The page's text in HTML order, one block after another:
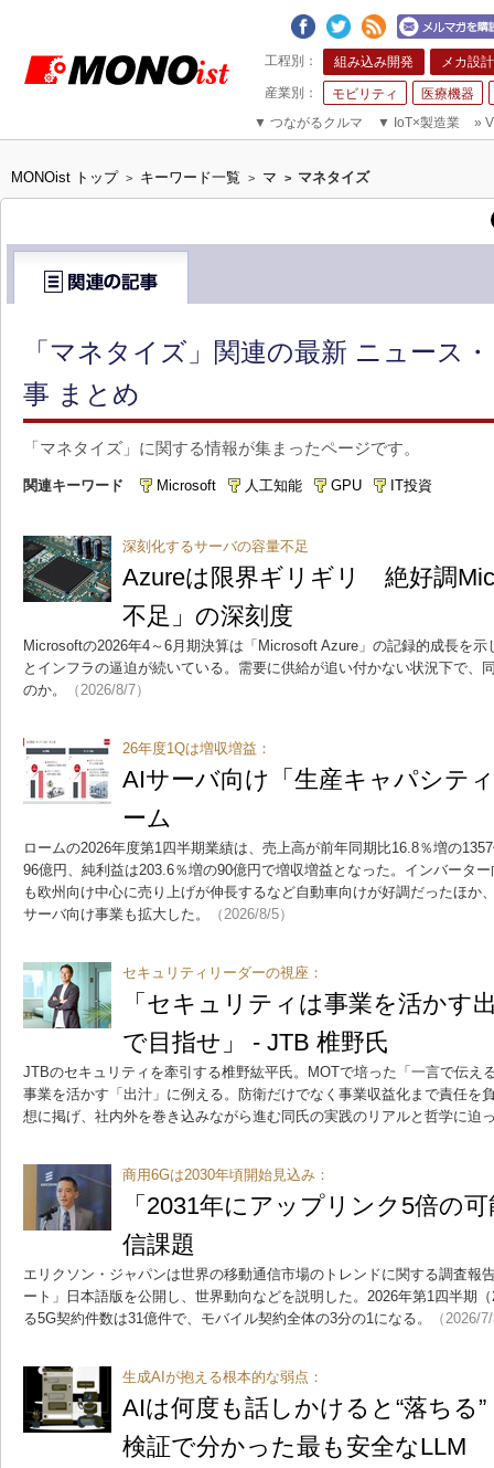
組み込み開発 メカ設計
モビリティ
医療機器
▼ つながるクルマ ▼ IoT×製造業 »
MONOist トップ > キーワード一覧 > マ > マネタイズ
「マネタイズ」関連の最新 ニュース
事 まとめ
「マネタイズ」に関する情報が集まったページです。
関連キーワード Microsoft 人工知能 GPU IT投資
深刻化するサーバの容量不足
Azureは限界ギリギリ 絶好調
不足」の深刻度
Microsoftの2026年4～6月期決算は「Microsoft Azure」の記録的成長を
とインフラの逼迫が続いている。需要に供給が追い付かない状況下で、
のか。
（2026/8/7）
26年度1Qは増収増益：
AIサーバ向け「生産キャパシテ
ーム
ロームの2026年度第1四半期業績は、売上高が前年同期比16.8％増の
96億円、純利益は203.6％増の90億円で増収増益となった。インバータ
も欧州向け中心に売り上げが伸長するなど自動車向けが好調だったほか
サーバ向け事業も拡大した。
（2026/8/5）
セキュリティリーダーの視座：
「セキュリティは事業を活かす
で目指せ」 - JTB 椎野氏
JTBのセキュリティを牽引する椎野紘平氏。MOTで培った「一言で伝え
事業を活かす「出汁」に例える。防衛だけでなく事業収益化まで責任を
想に掲げ、社内外を巻き込みながら進む同氏の実践のリアルと哲学に迫
商用6Gは2030年頃開始見込み：
「2031年にアップリンク5倍の
信課題
エリクソン・ジャパンは世界の移動通信市場のトレンドに関する調査報
ート」日本語版を公開し、世界動向などを説明した。2026年第1四半期
る5G契約件数は31億件で、モバイル契約全体の3分の1になる。
（2026/
生成AIが抱える根本的な弱点：
AIは何度も話しかけると“落ち
検証で分かった最も安全なLLM